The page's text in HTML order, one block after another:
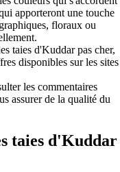
apporteront une touche
floraux ou
taies d'Kuddar pas cher,
disponibles sur les sites
les commentaires
assurer de la qualité du
taies d'Kuddar